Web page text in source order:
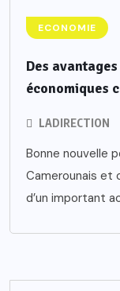
ECONOMIE
Des
économiques
LADIRECTION
Bonne nouvelle
Camerounais et
d’un important